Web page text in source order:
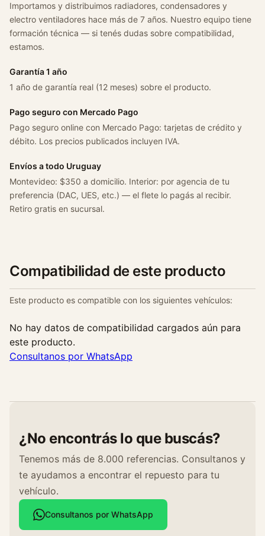
Importamos y distribuimos radiadores, condensadores y
electro ventiladores hace más de 7 años. Nuestro equipo tiene
formación técnica — si tenés dudas sobre compatibilidad,
estamos.
Garantía 1 año
1 año de garantía real (12 meses) sobre el producto.
Pago seguro con Mercado Pago
Pago seguro online con Mercado Pago: tarjetas de crédito y
débito. Los precios publicados incluyen IVA.
Envíos a todo Uruguay
Montevideo: $350 a domicilio. Interior: por agencia de tu
preferencia (DAC, UES, etc.) — el flete lo pagás al recibir.
Retiro gratis en sucursal.
Compatibilidad de este producto
Este producto es compatible con los siguientes vehículos:
No hay datos de compatibilidad cargados aún para
este producto.
Consultanos por WhatsApp
¿No encontrás lo que buscás?
Tenemos más de 8.000 referencias. Consultanos y
te ayudamos a encontrar el repuesto para tu
vehículo.
Consultanos por WhatsApp